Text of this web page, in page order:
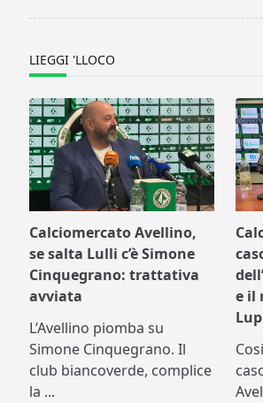
LIEGGI 'LLOCO
Calciomercato Avellino,
se salta Lulli c’è Simone
Cinquegrano: trattativa
avviata
L’Avellino piomba su
Simone Cinquegrano. Il
club biancoverde, complice
la ...
e il